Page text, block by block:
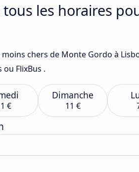
les horaires
chers de Monte Gordo à
ou FlixBus .
€
Dimanche
11 €